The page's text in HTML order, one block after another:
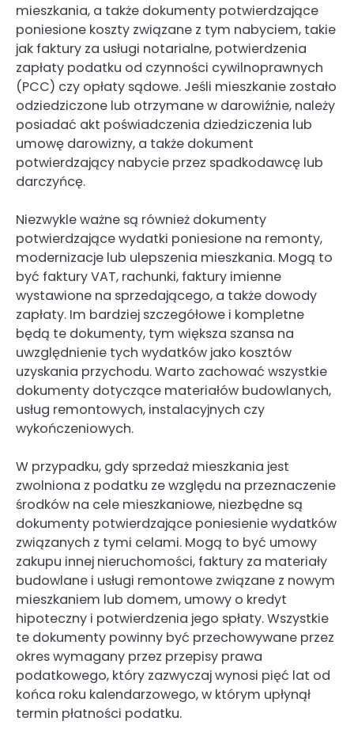
mieszkania, a także dokumenty potwierdzające
poniesione koszty związane z tym nabyciem, takie
jak faktury za usługi notarialne, potwierdzenia
zapłaty podatku od czynności cywilnoprawnych
(PCC) czy opłaty sądowe. Jeśli mieszkanie zostało
odziedziczone lub otrzymane w darowiźnie, należy
posiadać akt poświadczenia dziedziczenia lub
umowę darowizny, a także dokument
potwierdzający nabycie przez spadkodawcę lub
darczyńcę.
Niezwykle ważne są również dokumenty
potwierdzające wydatki poniesione na remonty,
modernizacje lub ulepszenia mieszkania. Mogą to
być faktury VAT, rachunki, faktury imienne
wystawione na sprzedającego, a także dowody
zapłaty. Im bardziej szczegółowe i kompletne
będą te dokumenty, tym większa szansa na
uwzględnienie tych wydatków jako kosztów
uzyskania przychodu. Warto zachować wszystkie
dokumenty dotyczące materiałów budowlanych,
usług remontowych, instalacyjnych czy
wykończeniowych.
W przypadku, gdy sprzedaż mieszkania jest
zwolniona z podatku ze względu na przeznaczenie
środków na cele mieszkaniowe, niezbędne są
dokumenty potwierdzające poniesienie wydatków
związanych z tymi celami. Mogą to być umowy
zakupu innej nieruchomości, faktury za materiały
budowlane i usługi remontowe związane z nowym
mieszkaniem lub domem, umowy o kredyt
hipoteczny i potwierdzenia jego spłaty. Wszystkie
te dokumenty powinny być przechowywane przez
okres wymagany przez przepisy prawa
podatkowego, który zazwyczaj wynosi pięć lat od
końca roku kalendarzowego, w którym upłynął
termin płatności podatku.